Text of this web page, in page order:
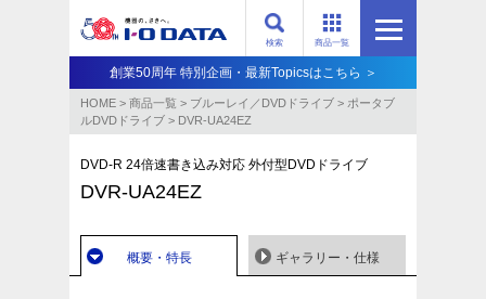
商品一覧
検索
創業50周年 特別企画・最新Topicsはこちら ＞
HOME > 商品一覧 > ブルーレイ／DVDドライブ > ポータブ
ルDVDドライブ > DVR-UA24EZ
DVD-R 24倍速書き込み対応 外付型DVDドライブ
DVR-UA24EZ
概要・特長 ギャラリー・仕様